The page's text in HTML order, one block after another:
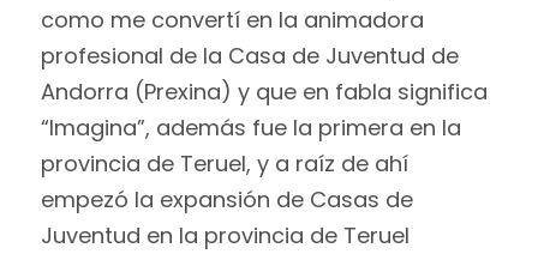
como me convertí en la animadora
profesional de la Casa de Juventud de
Andorra (Prexina) y que en fabla significa
“Imagina”, además fue la primera en la
provincia de Teruel, y a raíz de ahí
empezó la expansión de Casas de
Juventud en la provincia de Teruel